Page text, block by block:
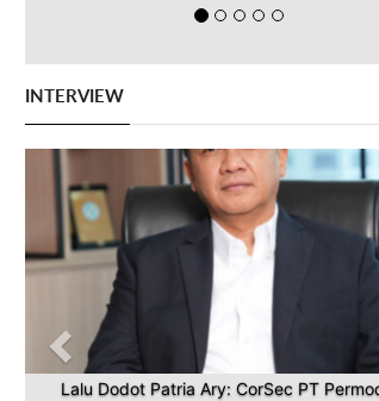
INTERVIEW
Lalu Dodot Patria Ary: CorSec PT
Previous